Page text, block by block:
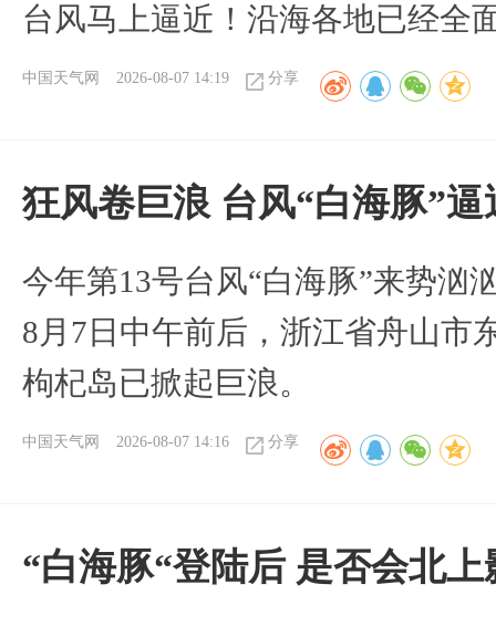
台风马上逼近！沿海各地已经全
中国天气网 2026-08-07 14:19 分享
狂风卷巨浪 台风“白海豚”
今年第13号台风“白海豚”来势汹
8月7日中午前后，浙江省舟山市
枸杞岛已掀起巨浪。
中国天气网 2026-08-07 14:16 分享
“白海豚“登陆后 是否会北